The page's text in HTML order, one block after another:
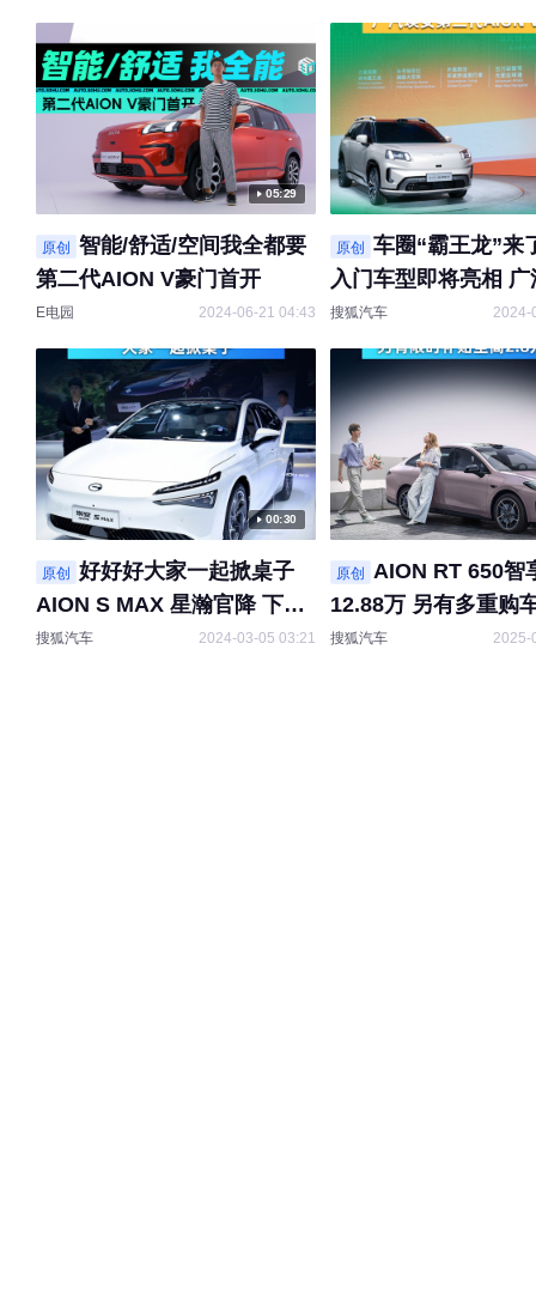
05:29
原创
智能/舒适/空间我全都要
第二代AION V豪门首开
E电园 2024-06-21 04:43
原创
车圈“霸王龙”来
入门车型即将亮相
第二代AION V首发
搜狐汽车 2024-
00:30
原创
好好好大家一起掀桌子
AION S MAX 星瀚官降 下调
23000元
搜狐汽车 2024-03-05 03:21
原创
AION RT 650智
12.88万 另有多重购
搜狐汽车 2025-